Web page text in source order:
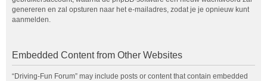
genereren en zal opsturen naar het e-mailadres, zodat je je opnieuw kunt
aanmelden.
Embedded Content from Other Websites
“Driving-Fun Forum” may include posts or content that contain embedded